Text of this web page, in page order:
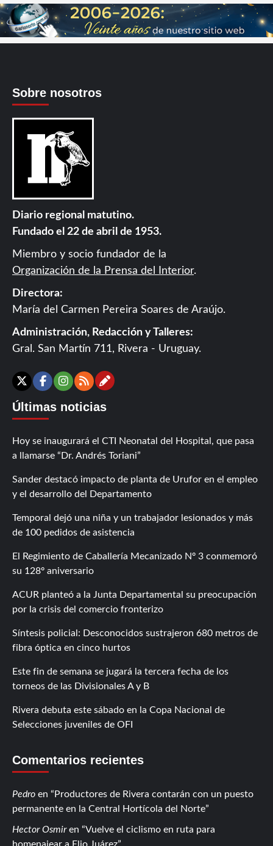
Sobre nosotros
Diario regional matutino.
Fundado el 22 de abril de 1953.
Miembro y socio fundador de la
Organización de la Prensa del Interior.
Directora:
María del Carmen Pereira Soares de Araújo.
Administración, Redacción y Talleres:
Gral. San Martín 711, Rivera - Uruguay.
X Facebook
Instagram
RSSContáctanos
Últimas noticias
Hoy se inaugurará el CTI Neonatal del Hospital, que pasa
a llamarse “Dr. Andrés Toriani”
Sander destacó impacto de planta de Urufor en el empleo
y el desarrollo del Departamento
Temporal dejó una niña y un trabajador lesionados y más
de 100 pedidos de asistencia
El Regimiento de Caballería Mecanizado Nº 3 conmemoró
su 128º aniversario
ACUR planteó a la Junta Departamental su preocupación
por la crisis del comercio fronterizo
Síntesis policial: Desconocidos sustrajeron 680 metros de
fibra óptica en cinco hurtos
Este fin de semana se jugará la tercera fecha de los
torneos de las Divisionales A y B
Rivera debuta este sábado en la Copa Nacional de
Selecciones juveniles de OFI
Comentarios recientes
Pedro en
Productores de Rivera contarán con un puesto
permanente en la Central Hortícola del Norte
Hector Osmiren
Vuelve el ciclismo en ruta para
homenajear a Elio Juárez